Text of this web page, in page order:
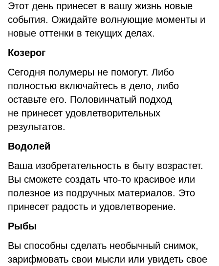
Этот день принесет в вашу жизнь новые
события. Ожидайте волнующие моменты и
новые оттенки в текущих делах.
Козерог
Сегодня полумеры не помогут. Либо
полностью включайтесь в дело, либо
оставьте его. Половинчатый подход
не принесет удовлетворительных
результатов.
Водолей
Ваша изобретательность в быту возрастет.
Вы сможете создать что-то красивое или
полезное из подручных материалов. Это
принесет радость и удовлетворение.
Рыбы
Вы способны сделать необычный снимок,
зарифмовать свои мысли или увидеть свое